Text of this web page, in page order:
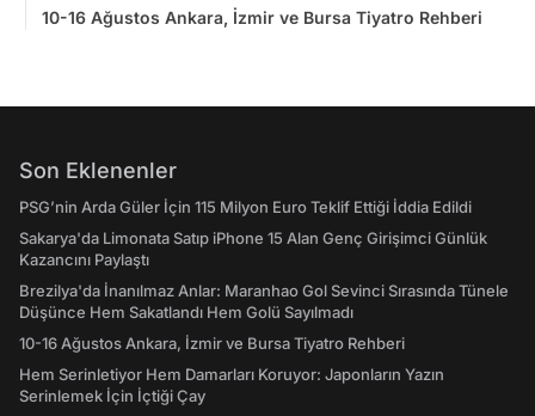
10-16 Ağustos Ankara, İzmir ve Bursa Tiyatro Rehberi
Son Eklenenler
PSG’nin Arda Güler İçin 115 Milyon Euro Teklif Ettiği İddia Edildi
Sakarya'da Limonata Satıp iPhone 15 Alan Genç Girişimci Günlük
Kazancını Paylaştı
Brezilya'da İnanılmaz Anlar: Maranhao Gol Sevinci Sırasında Tünele
Düşünce Hem Sakatlandı Hem Golü Sayılmadı
10-16 Ağustos Ankara, İzmir ve Bursa Tiyatro Rehberi
Hem Serinletiyor Hem Damarları Koruyor: Japonların Yazın
Serinlemek İçin İçtiği Çay